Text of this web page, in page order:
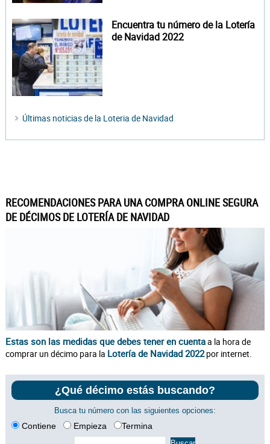
Encuentra tu número de la Lotería
de Navidad 2022
Últimas noticias de la Loteria de Navidad
RECOMENDACIONES PARA UNA COMPRA ONLINE SEGURA
DE DÉCIMOS DE LOTERÍA DE NAVIDAD
Estas son las medidas que debes tener en cuentaa la hora de
comprar un décimo para la Lotería de Navidad 2022por internet.
¿Qué décimo estás buscando?
Busca tu número con las siguientes opciones:
Contiene Empieza Termina